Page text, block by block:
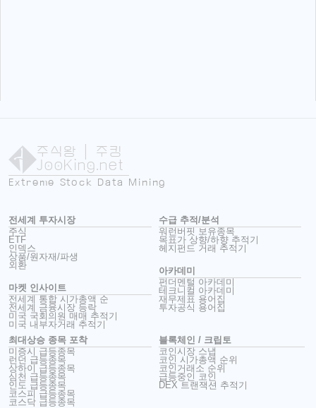
주식왕 | 주킹
JooKing.net
Extreme Stock Data Mining
전세계 투자시장
주식
ETF
인덱스
상품/원자재/파생
외환
마켓 인사이트
전세계 통합 시가총액 순
전세계 금융시장 등락
미국 국회의원 매매 추적기
미국 내부자거래 추적기
수급 추적/분석
워런버핏 보유종목
목표가 상향/하향 추적기
헤지펀드 거래 추적기
아카데미
펀더멘털 아카데미
테크니컬 아카데미
재무제표 용어집
투자공식 용어집
최대상승 종목 포착
미증시 급등종목
런던 급등종목
상하이 급등종목
심천 급등종목
인도 급등종목
코스피 급등종목
코스닥 급등종목
블록체인 / 크립토
코인시장 스냅
코인 시가총액 순위
코인거래소 순위
급등중인 코인
DEX 트랜잭션 추적기